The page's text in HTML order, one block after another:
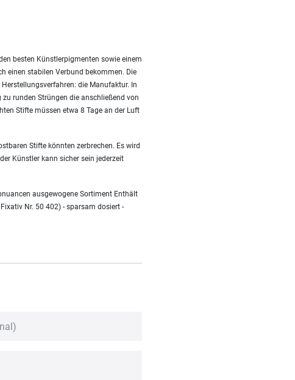
besten Künstlerpigmenten sowie einem
einen stabilen Verbund bekommen. Die
die Manufaktur. In
runden Strüngen die anschließend von
Stifte müssen etwa 8 Tage an der Luft
Stifte könnten zerbrechen. Es wird
Künstler kann sicher sein jederzeit
ausgewogene Sortiment Enthält
Nr. 50 402) - sparsam dosiert -